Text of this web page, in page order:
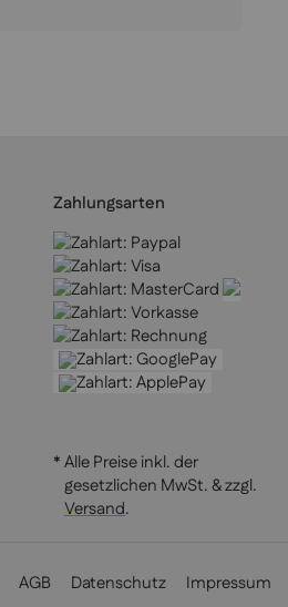
Zahlungsarten
* Alle Preise inkl. der
gesetzlichen MwSt. & zzgl.
Versand.
AGB Datenschutz Impressum